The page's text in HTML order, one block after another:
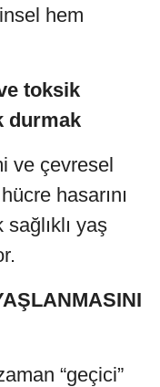
hem
toksik
durmak
ve çevresel
hasarını
yaş
“geçici”